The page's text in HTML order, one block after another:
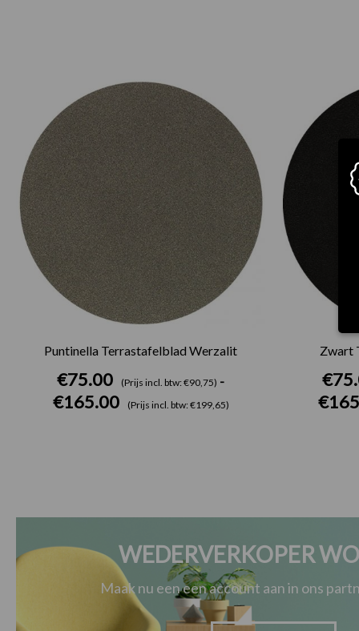
Puntinella Terrastafelblad Werzalit
€75.00 (Prijs incl. btw: €90,75) -
€165.00 (Prijs incl. btw: €199,65)
€165.00
Zwart
€
€
WEDERVERKOPER
Maak nu een een account aan in ons